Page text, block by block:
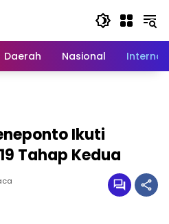
Daerah Nasional
Ikuti
Tahap Kedua